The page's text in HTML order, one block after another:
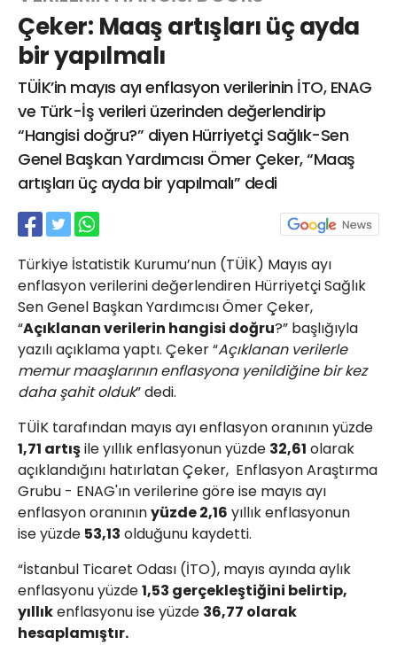
Çeker: Maaş artışları üç ayda
bir yapılmalı
TÜİK’in mayıs ayı enflasyon verilerinin İTO, ENAG
ve Türk-İş verileri üzerinden değerlendirip
“Hangisi doğru?” diyen Hürriyetçi Sağlık-Sen
Genel Başkan Yardımcısı Ömer Çeker, “Maaş
artışları üç ayda bir yapılmalı” dedi
Türkiye İstatistik Kurumu’nun (TÜİK) Mayıs ayı
enflasyon verilerini değerlendiren Hürriyetçi Sağlık
Sen Genel Başkan Yardımcısı Ömer Çeker,
“Açıklanan verilerin hangisi doğru?” başlığıyla
yazılı açıklama yaptı. Çeker “Açıklanan verilerle
memur maaşlarının enflasyona yenildiğine bir kez
daha şahit olduk” dedi.
TÜİK tarafından mayıs ayı enflasyon oranının yüzde
1,71 artışile yıllık enflasyonun yüzde 32,61 olarak
açıklandığını hatırlatan Çeker, Enflasyon Araştırma
Grubu - ENAG'ın verilerine göre ise mayıs ayı
enflasyon oranınınyüzde 2,16 yıllık enflasyonun
ise yüzde 53,13 olduğunu kaydetti.
“İstanbul Ticaret Odası (İTO), mayıs ayında aylık
enflasyonu yüzde1,53 gerçekleştiğini belirtip,
yıllıkenflasyonu ise yüzde 36,77 olarak
hesaplamıştır.
Hacı Halil Mahallesi, İsmetpaşa
Caddesi, Beşiroğlu Altın Han Kat: 1
(BİLKAR)Gebze - KOCAELİ
aktanuslu@gmail.com